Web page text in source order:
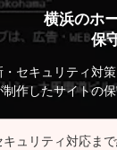
横浜のホ
保
セキュリティ対
制作したサイトの
ュリティ対応ま